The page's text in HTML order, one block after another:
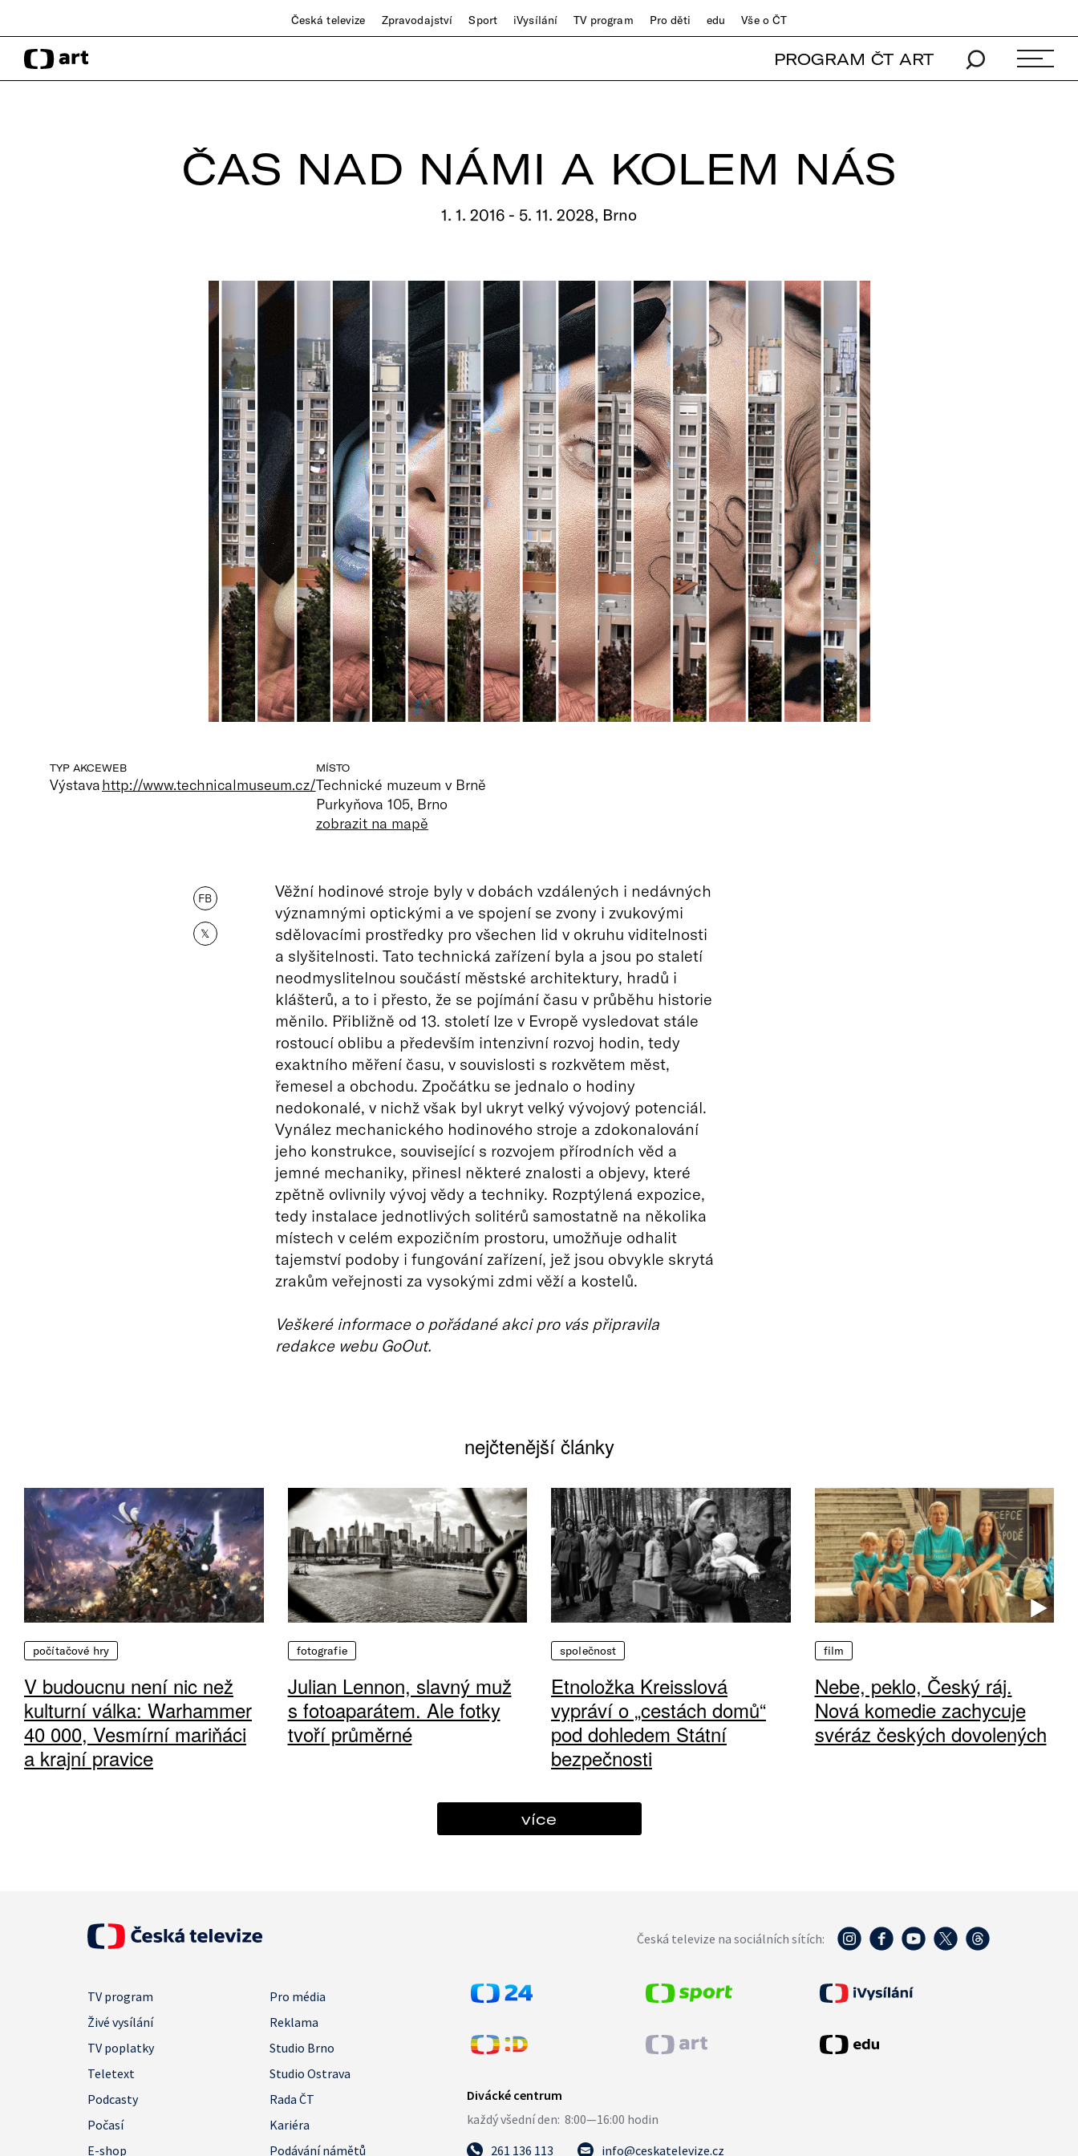
Česká televize Zpravodajství Sport iVysílání TV program Pro děti edu Vše o ČT
PROGRAM ČT ART
ČAS NAD NÁMI A KOLEM NÁS
1. 1. 2016 - 5. 11. 2028, Brno
TYP AKCE
Výstava
WEB
http://www.technicalmuseum.cz/
MÍSTO
Technické muzeum v Brně
Purkyňova 105, Brno
zobrazit na mapě
FB
𝕏
Věžní hodinové stroje byly v dobách vzdálených i nedávných
významnými optickými a ve spojení se zvony i zvukovými
sdělovacími prostředky pro všechen lid v okruhu viditelnosti
a slyšitelnosti. Tato technická zařízení byla a jsou po staletí
neodmyslitelnou součástí městské architektury, hradů i
klášterů, a to i přesto, že se pojímání času v průběhu historie
měnilo. Přibližně od 13. století lze v Evropě vysledovat stále
rostoucí oblibu a především intenzivní rozvoj hodin, tedy
exaktního měření času, v souvislosti s rozkvětem měst,
řemesel a obchodu. Zpočátku se jednalo o hodiny
nedokonalé, v nichž však byl ukryt velký vývojový potenciál.
Vynález mechanického hodinového stroje a zdokonalování
jeho konstrukce, související s rozvojem přírodních věd a
jemné mechaniky, přinesl některé znalosti a objevy, které
zpětně ovlivnily vývoj vědy a techniky. Rozptýlená expozice,
tedy instalace jednotlivých solitérů samostatně na několika
místech v celém expozičním prostoru, umožňuje odhalit
tajemství podoby i fungování zařízení, jež jsou obvykle skrytá
zrakům veřejnosti za vysokými zdmi věží a kostelů.
Veškeré informace o pořádané akci pro vás připravila
redakce webu GoOut.
nejčtenější články
počítačové hry
V budoucnu není nic než
kulturní válka: Warhammer
40 000, Vesmírní mariňáci
a krajní pravice
fotografie
Julian Lennon, slavný muž
s fotoaparátem. Ale fotky
tvoří průměrné
společnost
Etnoložka Kreisslová
vypráví o „cestách domů“
pod dohledem Státní
bezpečnosti
film
Nebe, peklo, Český ráj.
Nová komedie zachycuje
svéráz českých dovolených
více
Česká televize na sociálních sítích:
TV program
Pro média
Živé vysílání
Reklama
TV poplatky
Studio Brno
Teletext
Studio Ostrava
Podcasty
Rada ČT
Počasí
Kariéra
E-shop
Podávání námětů 261 136 113 info@ceskatelevize.cz